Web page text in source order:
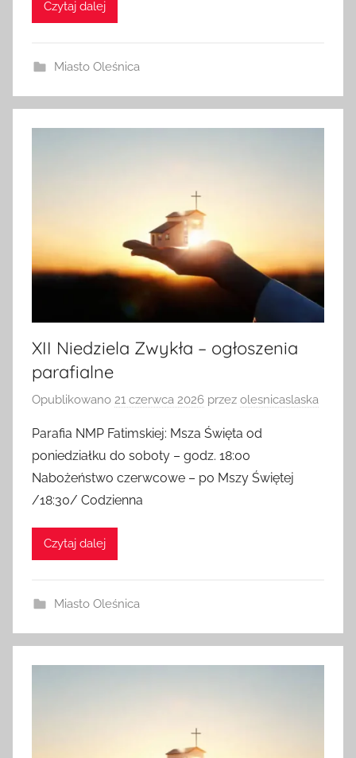
Czytaj dalej
Miasto Oleśnica
XII Niedziela Zwykła – ogłoszenia
parafialne
Opublikowano 21 czerwca 2026 przez olesnicaslaska
Parafia NMP Fatimskiej: Msza Święta od
poniedziałku do soboty – godz. 18:00
Nabożeństwo czerwcowe – po Mszy Świętej
/18:30/ Codzienna
Czytaj dalej
Miasto Oleśnica